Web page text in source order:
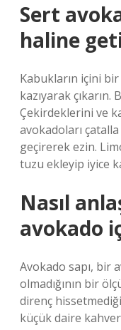
Sert
haline
Kabukların içini bir
kazıyarak
Çekirdeklerini ve
avokadoları
geçirerek ezin.
tuzu ekleyip iyice
Nasıl
avokado
Avokado sapı, bir
olmadığının bir
direnç
küçük daire